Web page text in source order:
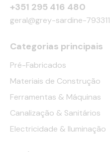
+351 295 416 480
geral@grey-sardine-
Categorias principais
Pré-Fabricados
Materiais de Construção
Ferramentas & Máquinas
Canalização & Sanitários
Electricidade & Iluminação